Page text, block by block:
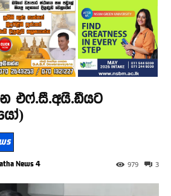
යෝජනාවක්
එෆ්.සී.අයි.ඩීයට
News 4 3
979